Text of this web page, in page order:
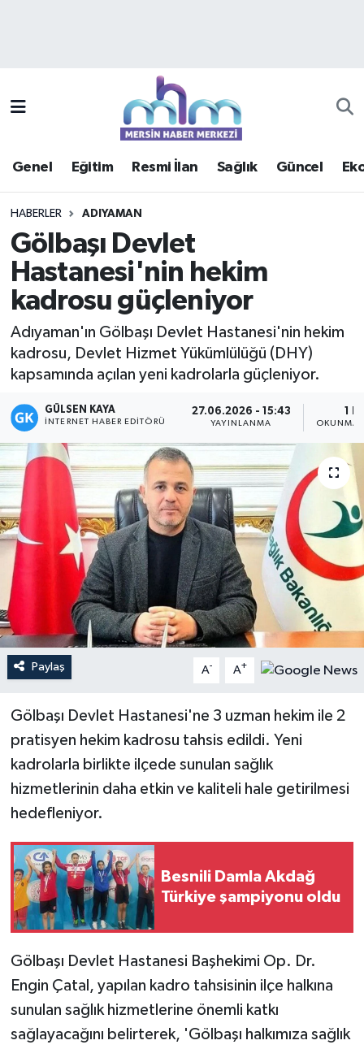
Genel Eğitim Resmi İlan Sağlık Güncel
HABERLER ADIYAMAN
Gölbaşı Devlet
Hastanesi'nin hekim
kadrosu güçleniyor
Adıyaman'ın Gölbaşı Devlet Hastanesi'nin hekim
kadrosu, Devlet Hizmet Yükümlülüğü (DHY)
kapsamında açılan yeni kadrolarla güçleniyor.
GÜLSEN KAYA
İNTERNET HABER EDITÖRÜ
27.06.2026 - 15:43
YAYINLANMA OKUNMA
Paylaş A- A+
Gölbaşı Devlet Hastanesi'ne 3 uzman hekim ile 2
pratisyen hekim kadrosu tahsis edildi. Yeni
kadrolarla birlikte ilçede sunulan sağlık
hizmetlerinin daha etkin ve kaliteli hale getirilmesi
hedefleniyor.
Besnili Damla Akdağ
Türkiye şampiyonu oldu
Gölbaşı Devlet Hastanesi Başhekimi Op. Dr.
Engin Çatal, yapılan kadro tahsisinin ilçe halkına
sunulan sağlık hizmetlerine önemli katkı
sağlayacağını belirterek, 'Gölbaşı halkımıza sağlık
Güncel
Haberde insan
Kültür - Sanat
Mersin Tarihi
Özel Haber
Politika
Resmi İlan
Sağlık
Spor
Sürmanşet
Teknoloji
Yaşam
Mersin Trafik Yoğunluk Haritası
Süper Lig Puan Durumu ve Fikstür
Haber Arşivi